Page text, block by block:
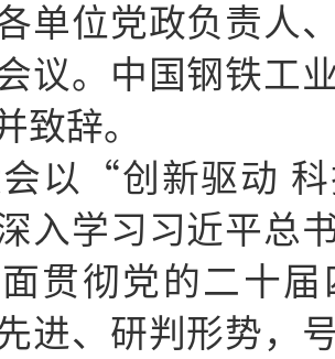
单位党政负责人
议。中国钢铁工
致辞。
会以“创新驱动
入学习习近平总
贯彻党的二十
进、研判形势，